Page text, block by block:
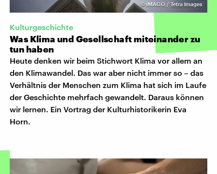
© IMAGO / Tetra Images
Kulturgeschichte
Was Klima und Gesellschaft miteinander zu
tun haben
Heute denken wir beim Stichwort Klima vor allem an
den Klimawandel. Das war aber nicht immer so – das
Verhältnis der Menschen zum Klima hat sich im Laufe
der Geschichte mehrfach gewandelt. Daraus können
wir lernen. Ein Vortrag der Kulturhistorikerin Eva
Horn.